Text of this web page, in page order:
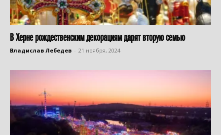
В Херне рождественским декорациям дарят вторую семью
Владислав Лебедев 21 ноября, 2024